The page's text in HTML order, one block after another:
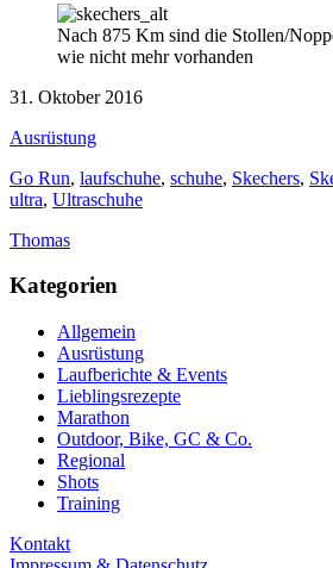
Nach 875 Km sind die Stollen/
wie nicht mehr vorhanden
31. Oktober 2016
Ausrüstung
Go Run, laufschuhe, schuhe, Skechers,
ultra, Ultraschuhe
Thomas
Kategorien
Allgemein
Ausrüstung
Laufberichte & Events
Lieblingsrezepte
Marathon
Outdoor, Bike, GC & Co.
Regional
Shots
Training
Kontakt